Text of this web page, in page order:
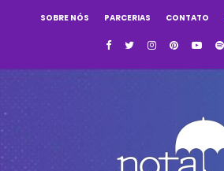
SOBRE NÓS PARCERIAS CONTATO